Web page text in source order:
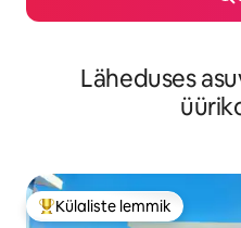
Läheduses
Külaliste suur lemmik
Külaliste lemmik